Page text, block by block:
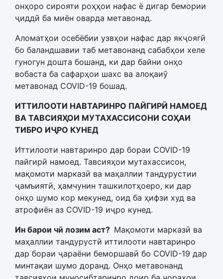
онҳоро сирояти роҳҳои нафас ё дигар бемории
ҷиддӣ ба миён оварда метавонад.
Аломатҳои осебёбии узвҳои нафас дар якҷоягӣ
бо баландшавии таб метавонанд сабабҳои хеле
гуногун дошта бошанд, ки дар байни онҳо
вобаста ба сафарҳои шахс ва алоқаиӯ
метавонад COVID-19 бошад.
ИТТИЛООТИ НАВТАРИНРО ПАЙГИРӢ НАМОЕД
ВА ТАВСИЯҲОИ МУТАХАССИСОНИ СОҲАИ
ТИБРО ИҶРО КУНЕД
Иттилооти навтаринро дар бораи COVID-19
пайгирӣ намоед. Тавсияҳои мутахассисон,
мақомоти марказӣ ва маҳаллии тандурустии
ҷамъиятӣ, ҳамчунин ташкилотҳоеро, ки дар
онҳо шумо кор мекунед, оид ба ҳифзи худ ва
атрофиён аз COVID-19 иҷро кунед.
Ин барои чӣ лозим аст? Мақомоти марказӣ ва
маҳаллии тандурустӣ иттилооти навтаринро
дар бораи ҷараёни беморшавӣ бо COVID-19 дар
минтақаи шумо доранд. Онҳо метавонанд